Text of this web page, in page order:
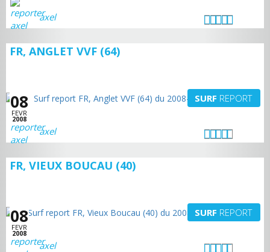
axel
FR, ANGLET VVF (64)
08
FEVR
2008
SURF REPORT
axel
FR, VIEUX BOUCAU (40)
08
FEVR
2008
SURF REPORT
axel